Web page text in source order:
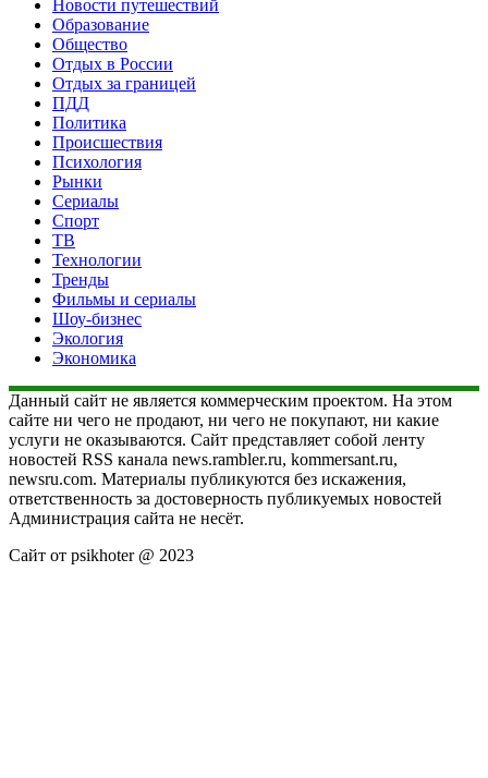
Новости путешествий
Образование
Общество
Отдых в России
Отдых за границей
ПДД
Политика
Происшествия
Психология
Рынки
Сериалы
Спорт
ТВ
Технологии
Тренды
Фильмы и сериалы
Шоу-бизнес
Экология
Экономика
Данный сайт не является коммерческим проектом. На этом
сайте ни чего не продают, ни чего не покупают, ни какие
услуги не оказываются. Сайт представляет собой ленту
новостей RSS канала news.rambler.ru, kommersant.ru,
newsru.com. Материалы публикуются без искажения,
ответственность за достоверность публикуемых новостей
Администрация сайта не несёт.
Сайт от psikhoter @ 2023